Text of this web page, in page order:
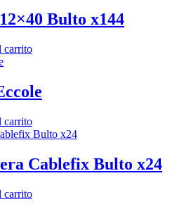
Bulto x144
carrito
carrito
Cablefix Bulto x24
carrito